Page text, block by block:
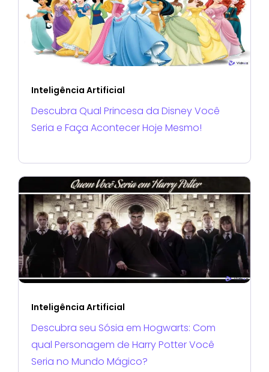
Inteligência Artificial
Descubra Qual Princesa da Disney Você
Seria e Faça Acontecer Hoje Mesmo!
Inteligência Artificial
Descubra seu Sósia em Hogwarts: Com
qual Personagem de Harry Potter Você
Seria no Mundo Mágico?